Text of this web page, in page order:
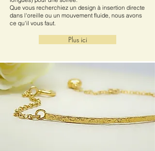
Que vous recherchiez un design à insertion directe
dans l'oreille ou un mouvement fluide, nous avons
ce qu'il vous faut.
Plus ici